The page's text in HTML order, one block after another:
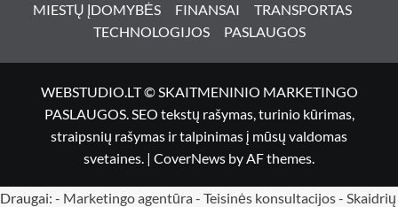
MIESTŲ ĮDOMYBĖS FINANSAI
TRANSPORTAS
TECHNOLOGIJOS
PASLAUGOS
WEBSTUDIO.LT © SKAITMENINIO MARKETINGO
PASLAUGOS. SEO tekstų rašymas, turinio kūrimas,
straipsnių rašymas ir talpinimas į mūsų valdomas
svetaines. | CoverNews by AF themes.
Draugai: - Marketingo agentūra - Teisinės konsultacijos- Skaidrių